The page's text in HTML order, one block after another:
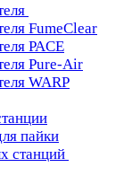
FumeClear
PACE
Pure-Air
WARP
пайки
станций